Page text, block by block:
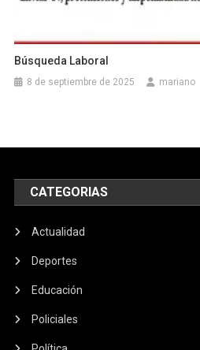
Búsqueda Laboral
8 de septiembre de 2025 mariano
CATEGORIAS
Actualidad
Deportes
Educación
Policiales